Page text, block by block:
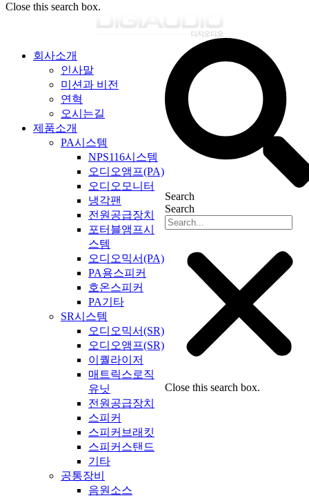
Close this search box.
회사소개
인사말
미션과 비전
연혁
오시는길
제품소개
PA시스템
NPS116시스템
오디오앰프(PA)
오디오모니터
냉각팬
전원공급장치
포터블앰프시
스템
오디오믹서(PA)
PA용스피커
호온스피커
PA기타
SR시스템
오디오믹서(SR)
오디오앰프(SR)
이퀄라이저
매트릭스로직
유닛
전원공급장치
스피커
스피커브래킷
스피커스탠드
기타
공통장비
음원소스
Search
Search
Close this search box.